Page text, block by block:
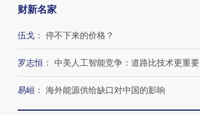
财新名家
伍戈 ： 停不下来的价格？
罗志恒 ： 中美人工智能竞争：道路比技术更重要
易峘 ： 海外能源供给缺口对中国的影响